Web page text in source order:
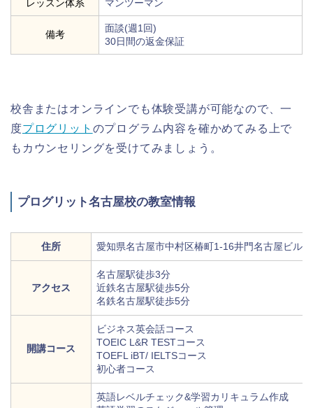
レッスン体系 マンツーマン
備考
面談(週1回)
30日間の返金保証
校舎またはオンラインでも体験受講が可能なので、一
度プログリット のプログラム内容を確かめてみる上で
もカウンセリングを受けてみましょう。
プログリット名古屋校の教室情報
住所 愛知県名古屋市中村区椿町1-16井門名古屋ビル6
アクセス
名古屋駅徒歩3分
近鉄名古屋駅徒歩5分
名鉄名古屋駅徒歩5分
開講コース
ビジネス英会話コース
TOEIC L&R TESTコース
TOEFL iBT/ IELTSコース
初心者コース
英語レベルチェック&学習カリキュラム作成